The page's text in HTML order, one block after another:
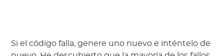
Si el código falla, genere uno nuevo e inténtelo de